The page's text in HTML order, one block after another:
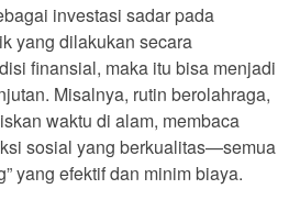
investasi sadar pada
yang dilakukan secara
finansial, maka itu bisa menjadi
Misalnya, rutin berolahraga,
waktu di alam, membaca
sosial yang berkualitas—semua
yang efektif dan minim biaya.